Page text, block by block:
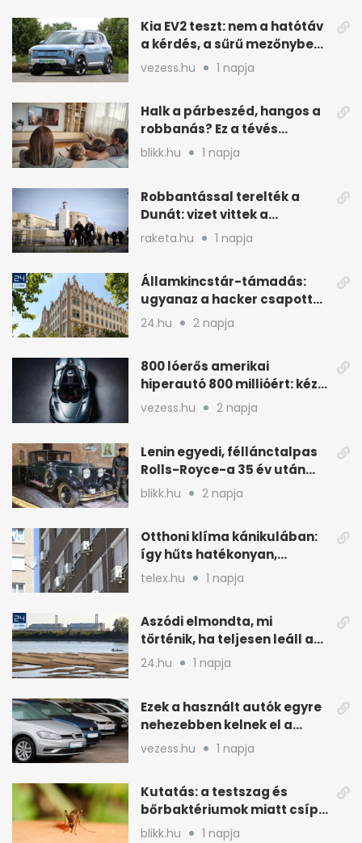
Kia EV2 teszt: nem a hatótáv
a kérdés, a sűrű mezőnyben
dől el
vezess.hu 1 napja
Halk a párbeszéd, hangos a
robbanás? Ez a tévés
beállítás segít
blikk.hu 1 napja
Robbantással terelték a
Dunát: vizet vittek a
cernavodai atomerőmű felé
raketa.hu 1 napja
Államkincstár-támadás:
ugyanaz a hacker csapott
le, mint Romániában
24.hu 2 napja
800 lóerős amerikai
hiperautó 800 millióért: kézi
váltóval jön
vezess.hu 2 napja
Lenin egyedi, féllánctalpas
Rolls-Royce-a 35 év után
kijött a garázsból
blikk.hu 2 napja
Otthoni klíma kánikulában:
így hűts hatékonyan,
kevesebb árammal
telex.hu 1 napja
Aszódi elmondta, mi
történik, ha teljesen leáll a
paksi atomerőmű
24.hu 1 napja
Ezek a használt autók egyre
nehezebben kelnek el a
magyar piacon
vezess.hu 1 napja
Kutatás: a testszag és
bőrbaktériumok miatt csípik
inkább a szúnyogok
blikk.hu 1 napja